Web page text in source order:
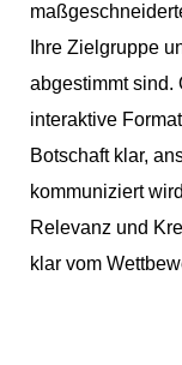
Ihre Zielgruppe
abgestimmt sind.
interaktive
Botschaft klar,
kommuniziert
Relevanz und
klar vom